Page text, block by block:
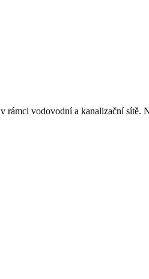
rámci vodovodní a kanalizační sítě.